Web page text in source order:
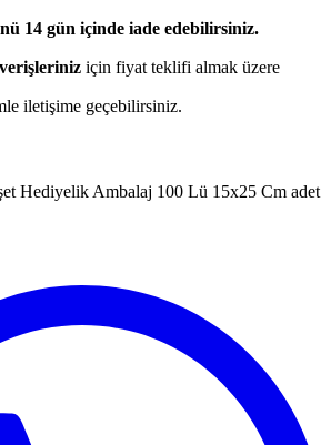
14 gün içinde iade edebilirsiniz.
için fiyat teklifi almak üzere
iletişime geçebilirsiniz.
Hediyelik Ambalaj 100 Lü 15x25 Cm adet